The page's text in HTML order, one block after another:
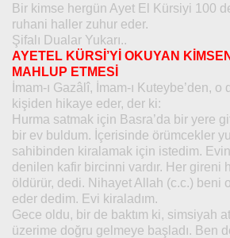
Bir kimse hergün Ayet El Kürsiyi 100
ruhani haller zuhur eder.
Şifalı Dualar Yukarı..
AYETEL KÜRSİ’Yİ OKUYAN
MAHLUP ETMESİ
İmam-ı Gazâlî, İmam-ı Kuteybe’den, o
kişiden hikaye eder, der ki:
Hurma satmak için Basra’da bir yere
bir ev buldum. İçerisinde örümcekler
sahibinden kiralamak için istedim.
denilen kafir bircinni vardır. Her gireni
öldürür, dedi. Nihayet Allah (c.c.) beni
eder dedim. Evi kiraladım.
Gece oldu, bir de baktım ki, simsiyah
üzerime doğru gelmeye başladı. Ben